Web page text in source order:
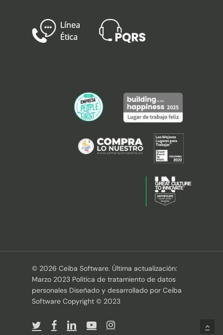
© 2026 Ceiba Software. Última actualización:
Marzo 2023 Política de tratamiento de datos
personales Diseñado y desarrollado por Ceiba
Software Copyright © 2023
twitterfacebooklinkedinyoutubeinstagram